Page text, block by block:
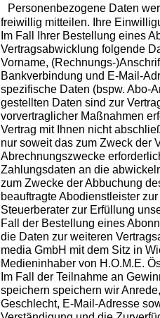
Personenbezogene Daten
freiwillig mitteilen. Ihre
Im Fall Ihrer Bestellung eines
Vertragsabwicklung folgende
Vorname, (Rechnungs-
Bankverbindung und E-Mail-
spezifische Daten (bspw. Abo-
gestellten Daten sind zur
vorvertraglicher Maßnahmen
Vertrag mit Ihnen nicht
nur soweit das zum Zweck der
Abrechnungszwecke
Zahlungsdaten an die
zum Zwecke der Abbuchung
beauftragte Abodienstleister
Steuerberater zur Erfüllung
Fall der Bestellung eines
die Daten zur weiteren
media GmbH mit dem Sitz in
Medieninhaber von H.O.M.E.
Im Fall der Teilnahme an
speichern speichern wir
Geschlecht, E-Mail-Adresse